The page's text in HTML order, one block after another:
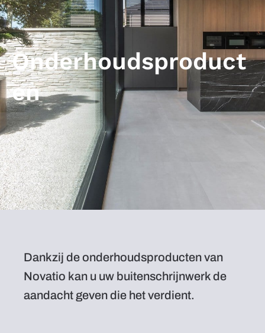
Onderhoudsproduct
en
Dankzij de onderhoudsproducten van
Novatio kan u uw buitenschrijnwerk de
aandacht geven die het verdient.